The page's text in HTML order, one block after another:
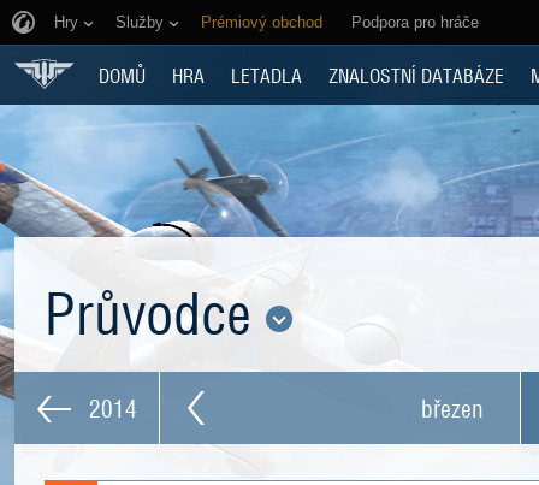
Hry Služby Prémiový obchod Podpora pro hráče
DOMŮ HRA LETADLA ZNALOSTNÍ DATABÁZE
Průvodce
2014 březen